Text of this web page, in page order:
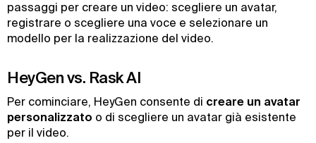
passaggi per creare un video: scegliere un avatar,
registrare o scegliere una voce e selezionare un
modello per la realizzazione del video.
HeyGen vs. Rask AI
Per cominciare, HeyGen consente di creare un avatar
personalizzato o di scegliere un avatar già esistente
per il video.